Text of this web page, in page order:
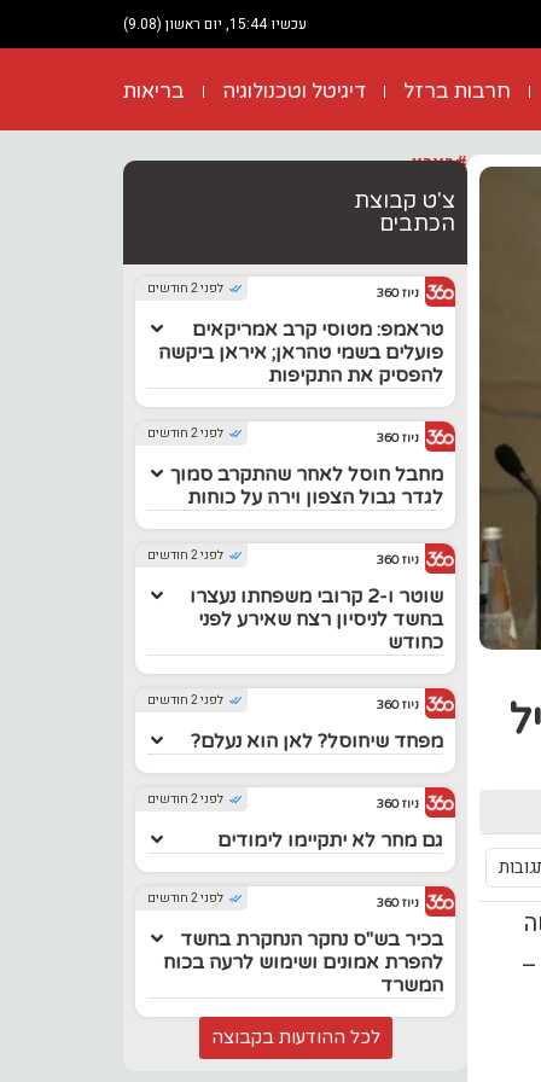
עכשיו 15:44, יום ראשון (9.08)
חרבות ברזל דיגיטל וטכנולוגיה בריאות
–
#בארץ
צ'ט קבוצת
הכתבים
לפני 2 חודשים ניוז 360
טראמפ: מטוסי קרב אמריקאים
פועלים בשמי טהראן; איראן ביקשה
להפסיק את התקיפות
לפני 2 חודשים ניוז 360
מחבל חוסל לאחר שהתקרב סמוך
לגדר גבול הצפון וירה על כוחות
לפני 2 חודשים ניוז 360
שוטר ו-2 קרובי משפחתו נעצרו
בחשד לניסיון רצח שאירע לפני
כחודש
לפני 2 חודשים ניוז 360
מפחד שיחוסל? לאן הוא נעלם?
לפני 2 חודשים ניוז 360
גם מחר לא יתקיימו לימודים
לפני 2 חודשים ניוז 360
בכיר בש"ס נחקר הנחקרת בחשד
להפרת אמונים ושימוש לרעה בכוח
המשרד
לכל ההודעות בקבוצה